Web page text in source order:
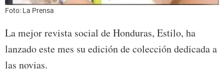
Foto: La Prensa
La mejor revista social de Honduras, Estilo, ha
lanzado este mes su edición de colección dedicada a
las novias.